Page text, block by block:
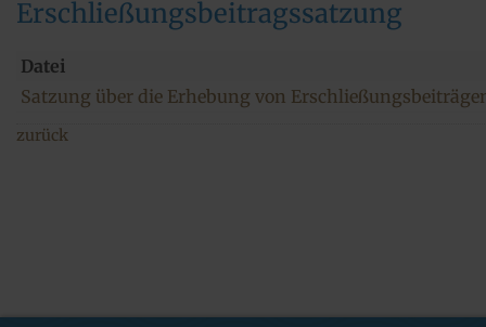
Erschließungsbeitragssatzung
Datei
Satzung über die Erhebung von
zurück